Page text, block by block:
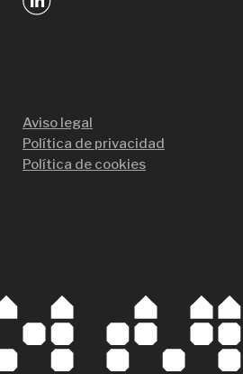
Aviso legal
Política de privacidad
Política de cookies